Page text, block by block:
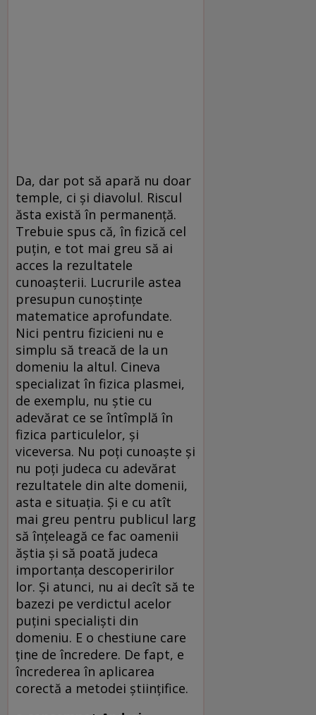
Da, dar pot să apară nu doar
temple, ci și diavolul. Riscul
ăsta există în permanență.
Trebuie spus că, în fizică cel
puțin, e tot mai greu să ai
acces la rezultatele
cunoașterii. Lucrurile astea
presupun cunoștințe
matematice aprofundate.
Nici pentru fizicieni nu e
simplu să treacă de la un
domeniu la altul. Cineva
specializat în fizica plasmei,
de exemplu, nu știe cu
adevărat ce se întîmplă în
fizica particulelor, și
viceversa. Nu poți cunoaște și
nu poți judeca cu adevărat
rezultatele din alte domenii,
asta e situația. Și e cu atît
mai greu pentru publicul larg
să înțeleagă ce fac oamenii
ăștia și să poată judeca
importanța descoperirilor
lor. Și atunci, nu ai decît să te
bazezi pe verdictul acelor
puțini specialiști din
domeniu. E o chestiune care
ține de încredere. De fapt, e
încrederea în aplicarea
corectă a metodei științifice.